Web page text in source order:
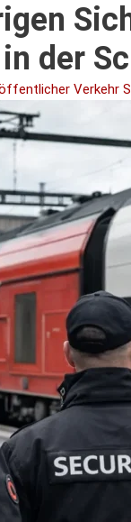
der
Verkehr